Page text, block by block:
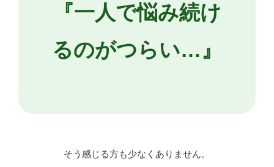
『一人で悩み続け
るのがつらい…』
そう感じる方も少なくありません。